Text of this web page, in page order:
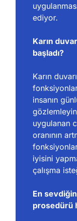
ediyor.
Karın
başladı?
Karın
insanın
uygulanan
oranının
iyisini
çalışma
En
prosedürü